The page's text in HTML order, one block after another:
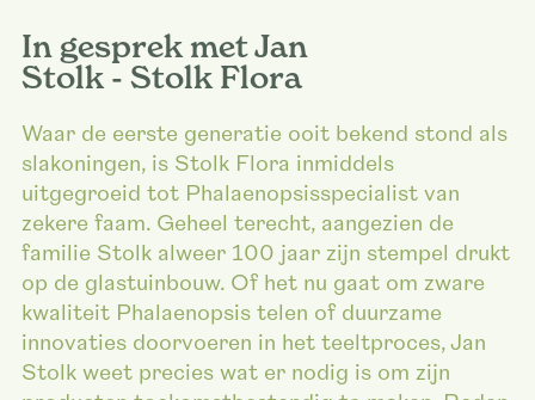
In gesprek met Jan
Stolk - Stolk Flora
Waar de eerste generatie ooit bekend stond als
slakoningen, is Stolk Flora inmiddels
uitgegroeid tot Phalaenopsisspecialist van
zekere faam. Geheel terecht, aangezien de
familie Stolk alweer 100 jaar zijn stempel drukt
op de glastuinbouw. Of het nu gaat om zware
kwaliteit Phalaenopsis telen of duurzame
innovaties doorvoeren in het teeltproces, Jan
Stolk weet precies wat er nodig is om zijn